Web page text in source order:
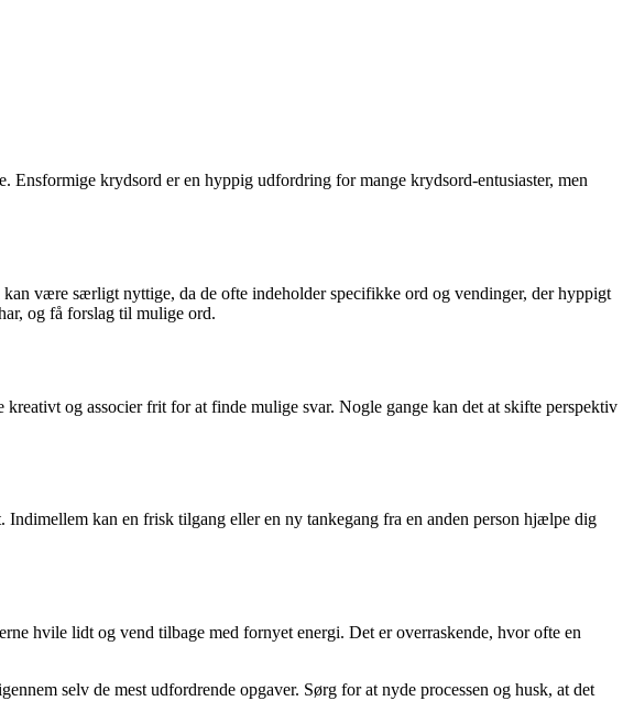
Ensformige krydsord er en hyppig udfordring for mange krydsord-entusiaster, men
være særligt nyttige, da de ofte indeholder specifikke ord og vendinger, der hyppigt
og få forslag til mulige ord.
og associer frit for at finde mulige svar. Nogle gange kan det at skifte perspektiv
kan en frisk tilgang eller en ny tankegang fra en anden person hjælpe dig
hvile lidt og vend tilbage med fornyet energi. Det er overraskende, hvor ofte en
selv de mest udfordrende opgaver. Sørg for at nyde processen og husk, at det